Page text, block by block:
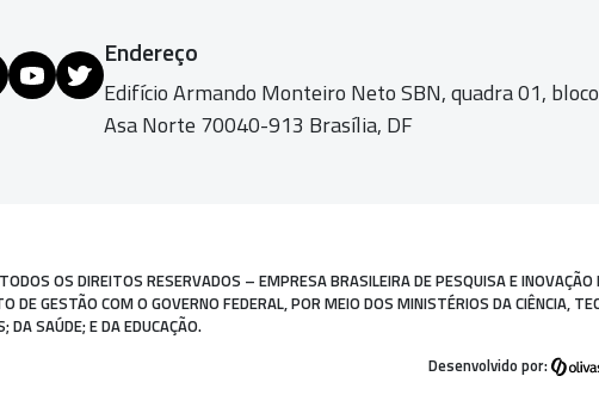
Endereço
Edifício Armando Monteiro Neto SBN, quadra 01,
Asa Norte 70040-913 Brasília, DF
OS DIREITOS RESERVADOS – EMPRESA BRASILEIRA DE PESQUISA E
DE GESTÃO COM O GOVERNO FEDERAL, POR MEIO DOS MINISTÉRIOS DA CIÊNCIA,
DA SAÚDE; E DA EDUCAÇÃO.
Desenvolvido por: